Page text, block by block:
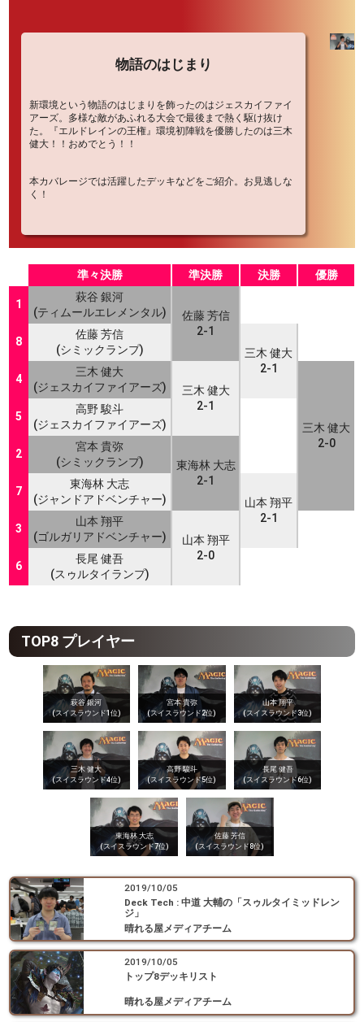
物語のはじまり
新環境という物語のはじまりを飾ったのはジェスカイファイ
アーズ。多様な敵があふれる大会で最後まで熱く駆け抜け
た。『エルドレインの王権』環境初陣戦を優勝したのは三木
健大！！おめでとう！！
本カバレージでは活躍したデッキなどをご紹介。お見逃しな
く！
準々決勝 準決勝 決勝 優勝
1
萩谷 銀河
(ティムールエレメンタル)
佐藤 芳信
2-1
8
佐藤 芳信
(シミックランプ)
三木 健大
2-1
4
三木 健大
(ジェスカイファイアーズ)
三木 健大
2-1
三木 健大
2-0
5
高野 駿斗
(ジェスカイファイアーズ)
2
宮本 貴弥
(シミックランプ)
東海林 大志
2-1
7
東海林 大志
(ジャンドアドベンチャー)
山本 翔平
2-1
3
山本 翔平
(ゴルガリアドベンチャー)
山本 翔平
2-0
6
長尾 健吾
(スゥルタイランプ)
TOP8 プレイヤー
萩谷 銀河
(スイスラウンド1位)
宮本 貴弥
(スイスラウンド2位)
山本 翔平
(スイスラウンド3位)
三木 健大
(スイスラウンド4位)
高野 駿斗
(スイスラウンド5位)
長尾 健吾
(スイスラウンド6位)
東海林 大志
(スイスラウンド7位)
佐藤 芳信
(スイスラウンド8位)
2019/10/05
Deck Tech : 中道 大輔の「スゥルタイミッドレン
ジ」
晴れる屋メディアチーム
2019/10/05
トップ8デッキリスト
晴れる屋メディアチーム